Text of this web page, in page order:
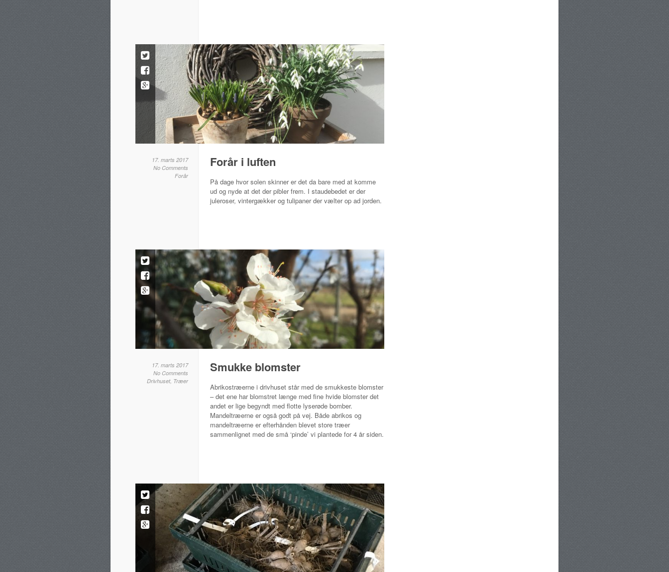
17. marts 2017
No Comments
Forår
Forår i luften
På dage hvor solen skinner er det da bare med at komme
ud og nyde at det der pibler frem. I staudebedet er der
juleroser, vintergækker og tulipaner der vælter op ad jorden.
17. marts 2017
No Comments
Drivhuset, Træer
Smukke blomster
Abrikostræerne i drivhuset står med de smukkeste blomster
– det ene har blomstret længe med fine hvide blomster det
andet er lige begyndt med flotte lyserøde bomber.
Mandeltræerne er også godt på vej. Både abrikos og
mandeltræerne er efterhånden blevet store træer
sammenlignet med de små ‘pinde’ vi plantede for 4 år siden.